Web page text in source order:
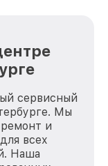
сервисный
Мы
и
всех
Наша